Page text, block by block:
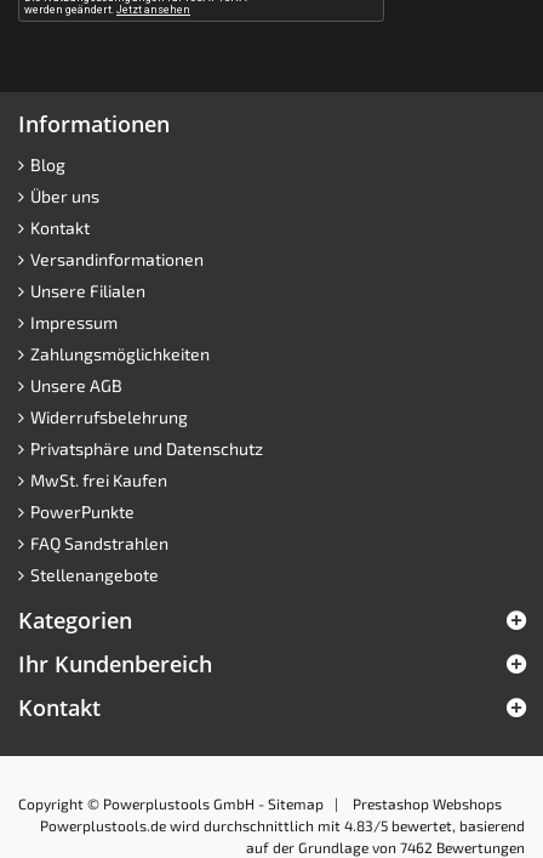
Informationen
Blog
Über uns
Kontakt
Versandinformationen
Unsere Filialen
Impressum
Zahlungsmöglichkeiten
Unsere AGB
Widerrufsbelehrung
Privatsphäre und Datenschutz
MwSt. frei Kaufen
PowerPunkte
FAQ Sandstrahlen
Stellenangebote
Kategorien
Ihr Kundenbereich
Kontakt
Copyright © Powerplustools GmbH - Sitemap | Prestashop Webshops
Powerplustools.de wird durchschnittlich mit 4.83 /5 bewertet, basierend
auf der Grundlage von 7462 Bewertungen